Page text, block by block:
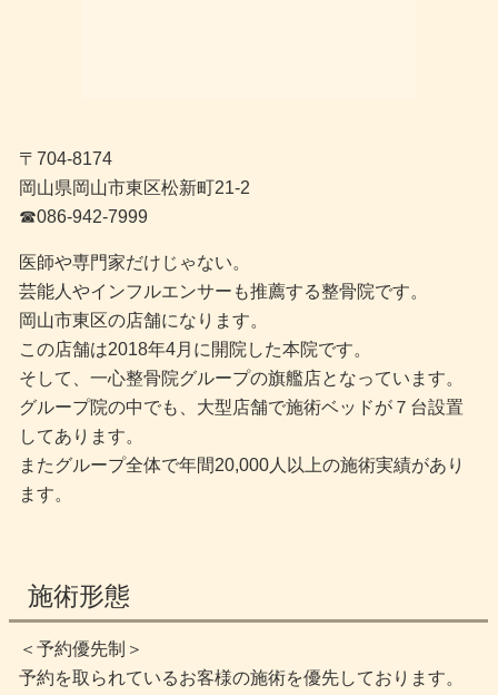
〒704-8174
岡山県岡山市東区松新町21-2
☎︎086-942-7999
医師や専門家だけじゃない。
芸能人やインフルエンサーも推薦する整骨院です。
岡山市東区の店舗になります。
この店舗は2018年4月に開院した本院です。
そして、一心整骨院グループの旗艦店となっています。
グループ院の中でも、大型店舗で施術ベッドが７台設置
してあります。
またグループ全体で年間20,000人以上の施術実績があり
ます。
施術形態
＜予約優先制＞
予約を取られているお客様の施術を優先しております。